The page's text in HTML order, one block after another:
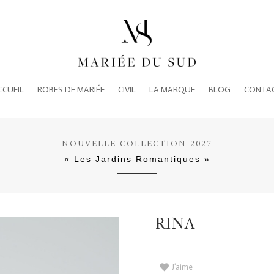
ROBES DE MARIÉE CIVIL LA MARQUE BLOG
NOUVELLE COLLECTION 2027
« Les Jardins Romantiques »
RINA
J’aime